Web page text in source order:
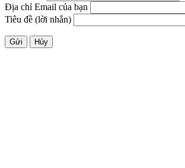
Địa chỉ Email của bạn
Tiêu đề (lời nhắn)
Gửi Hủy